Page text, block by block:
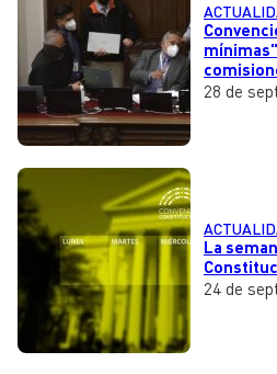
Ciudad
Radio en vivo
Tendencias
Dato en Pauta
Contenido Patrocinado
28 de
La
24 de